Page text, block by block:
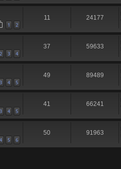
1 2
11 24177
2 3 4
37 59633
3 4 5
49 89489
3 4 5
41 66241
4 5 6
50 91963